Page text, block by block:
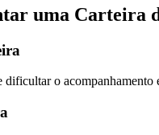
uma Carteira
dificultar o